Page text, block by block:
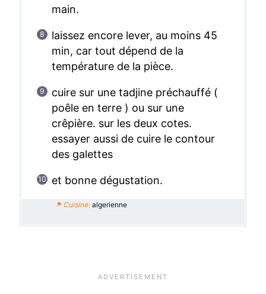
main.
laissez encore lever, au moins 45
min, car tout dépend de la
température de la pièce.
cuire sur une tadjine préchauffé (
poêle en terre ) ou sur une
crêpière. sur les deux cotes.
essayer aussi de cuire le contour
des galettes
et bonne dégustation.
Cuisine: algerienne